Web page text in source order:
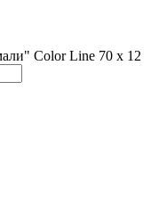
Color Line 70 х 12